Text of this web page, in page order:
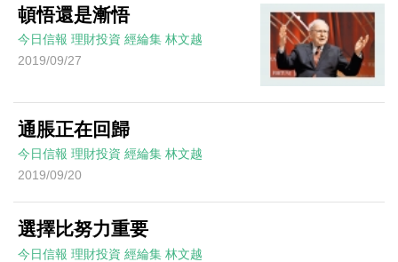
頓悟還是漸悟
今日信報 理財投資 經綸集 林文越
2019/09/27
通脹正在回歸
今日信報 理財投資 經綸集 林文越
2019/09/20
選擇比努力重要
今日信報 理財投資 經綸集 林文越